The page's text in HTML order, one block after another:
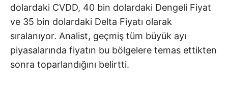
dolardaki CVDD, 40 bin dolardaki Dengeli Fiyat
ve 35 bin dolardaki Delta Fiyatı olarak
sıralanıyor. Analist, geçmiş tüm büyük ayı
piyasalarında fiyatın bu bölgelere temas ettikten
sonra toparlandığını belirtti.